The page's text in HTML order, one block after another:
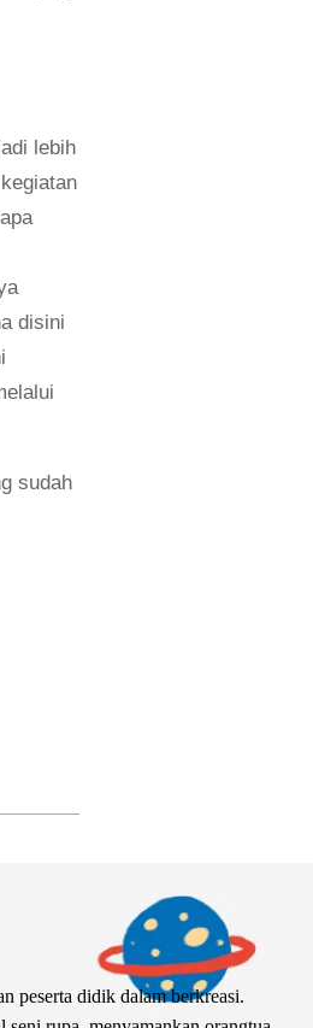
lebih
disini
sudah
peserta didik dalam berkreasi.